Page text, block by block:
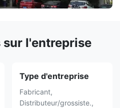
l'entreprise
Type d'entreprise
Fabricant,
Distributeur/grossiste.,